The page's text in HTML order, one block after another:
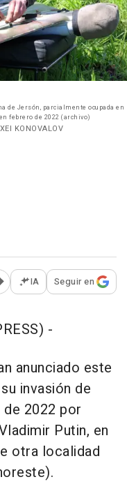
de Jersón, parcialmente ocupada en
febrero de 2022 (archivo)
KONOVALOV
opciones para
IA Seguir en
-
anunciado este
invasión de
2022 por
Putin, en
otra localidad